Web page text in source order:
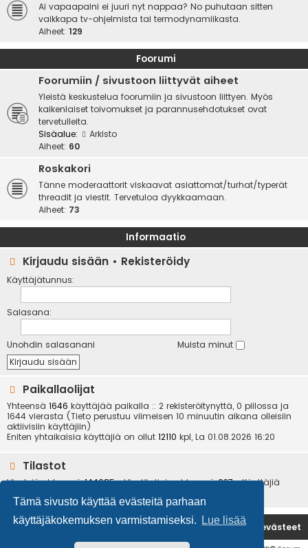
Tämä sivusto käyttää evästeitä parhaan
käyttäjäkokemuksen varmistamiseksi.
Lue lisää
Ai vapaapaini ei juuri nyt nappaa? No puhutaan sitten
vaikkapa tv-ohjelmista tai termodynamiikasta.
Aiheet: 129
Foorumi
Foorumiin / sivustoon liittyvät aiheet
Yleistä keskustelua foorumiin ja sivustoon liittyen. Myös
kaikenlaiset toivomukset ja parannusehdotukset ovat
tervetulleita.
Sisäalue:
Arkisto
Aiheet: 60
Roskakori
Tänne moderaattorit viskaavat asiattomat/turhat/typerät
threadit ja viestit. Tervetuloa dyykkaamaan.
Aiheet: 73
Informaatio
Kirjaudu sisään • Rekisteröidy
Käyttäjätunnus:
Salasana:
Unohdin salasanani Muista minut
Paikallaolijat
Yhteensä 1646 käyttäjää paikalla :: 2 rekisteröitynyttä, 0 piilossa ja
1644 vierasta (Tieto perustuu viimeisen 10 minuutin aikana olleisiin
aktiivisiin käyttäjiin)
Eniten yhtaikaisia käyttäjiä on ollut 12110 kpl, La 01.08.2026 16:20
Tilastot
Viestejä yhteensä144085• Viestiketjuja yhteensä937• Käyttäjiä
Etusivu Poista evästeet